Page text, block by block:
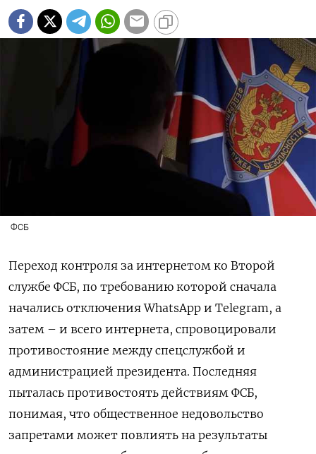
ФСБ
Переход контроля за интернетом ко Второй
службе ФСБ, по требованию которой сначала
начались отключения WhatsApp и Telegram, а
затем – и всего интернета, спровоцировали
противостояние между спецслужбой и
администрацией президента. Последняя
пыталась противостоять действиям ФСБ,
понимая, что общественное недовольство
запретами может повлиять на результаты